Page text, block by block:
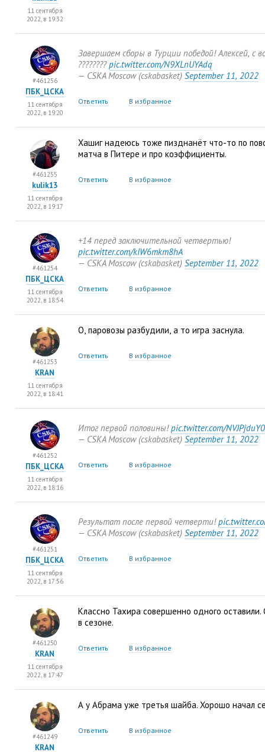
11 сентября
2022, в 19:32
Завершаем сборы в Турции победой! Алексей, с
????????pic.twitter.com/N9XLnUYAdq
— CSKA Moscow (cskabasket) September 11, 2022
Ответить В избранное
#461256
ПБК_ЦСКА
11 сентября
2022, в 19:20
Хашиг надеюсь тоже пизднанёт что-то по
матча в Питере и про коэффициенты.
Ответить В избранное
#461255
kulik13
11 сентября
2022, в 19:17
+14 перед заключительной четвертью!
pic.twitter.com/kIW6mkm8hA
— CSKA Moscow (cskabasket) September 11, 2022
Ответить В избранное
#461254
ПБК_ЦСКА
11 сентября
2022, в 18:54
О, паровозы разбудили, а то игра заснула.
Ответить В избранное
#461253
KRAN
11 сентября
2022, в 18:41
Итог первой половины!pic.twitter.com/
— CSKA Moscow (cskabasket) September 11, 2022
Ответить В избранное
#461252
ПБК_ЦСКА
11 сентября
2022, в 18:16
Результат после первой четверти!
— CSKA Moscow (cskabasket) September 11, 2022
Ответить В избранное
#461251
ПБК_ЦСКА
11 сентября
2022, в 17:56
Классно Тахира совершенно одного оставили.
в сезоне.
Ответить В избранное
#461250
KRAN
11 сентября
2022, в 17:47
А у Абрама уже третья шайба. Хорошо начал
Ответить В избранное
#461249
KRAN